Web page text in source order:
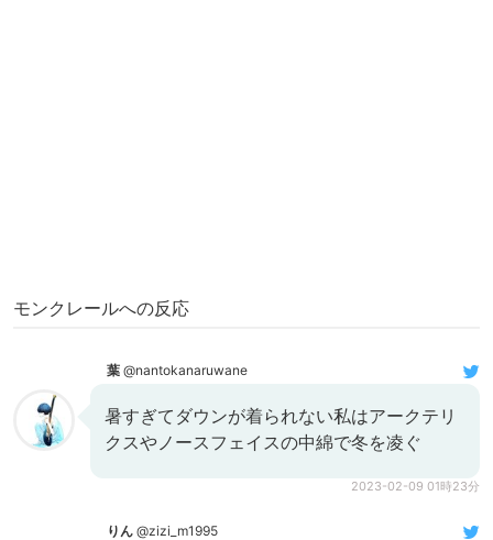
モンクレールへの反応
葉 @nantokanaruwane
暑すぎてダウンが着られない私はアークテリ
クスやノースフェイスの中綿で冬を凌ぐ
2023-02-09 01時23分
りん @zizi_m1995